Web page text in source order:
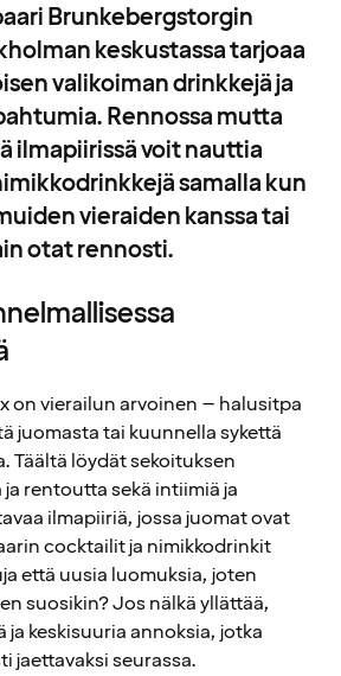
Brunkebergstorgin
keskustassa tarjoaa
valikoiman drinkkejä ja
Rennossa mutta
ilmapiirissä voit nauttia
samalla kun
vieraiden kanssa tai
otat rennosti.
on vierailun arvoinen – halusitpa
juomasta tai kuunnella sykettä
Täältä löydät sekoituksen
rentoutta sekä intiimiä ja
ilmapiiriä, jossa juomat ovat
cocktailit ja nimikkodrinkit
että uusia luomuksia, joten
suosikin? Jos nälkä yllättää,
ja keskisuuria annoksia, jotka
jaettavaksi seurassa.